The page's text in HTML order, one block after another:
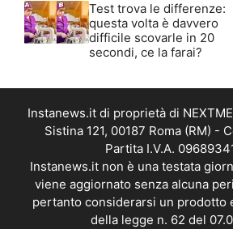
Test trova le differenze:
questa volta è davvero
difficile scovarle in 20
secondi, ce la farai?
Instanews.it di proprietà di
Sistina 121, 00187 Roma (RM) -
Partita I.V.A.
Instanews.it non è una testata
viene aggiornato senza alcuna
pertanto considerarsi un prodotto
della legge n. 62 del